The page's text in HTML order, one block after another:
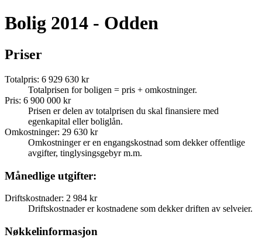
Bolig 2014 - Odden
Priser
Totalpris: 6 929 630 kr
Totalprisen for boligen = pris + omkostninger.
Pris: 6 900 000 kr
Prisen er delen av totalprisen du skal finansiere med
egenkapital eller boliglån.
Omkostninger: 29 630 kr
Omkostninger er en engangskostnad som dekker offentlige
avgifter, tinglysingsgebyr m.m.
Månedlige utgifter:
Driftskostnader: 2 984 kr
Driftskostnader er kostnadene som dekker driften av selveier.
Nøkkelinformasjon